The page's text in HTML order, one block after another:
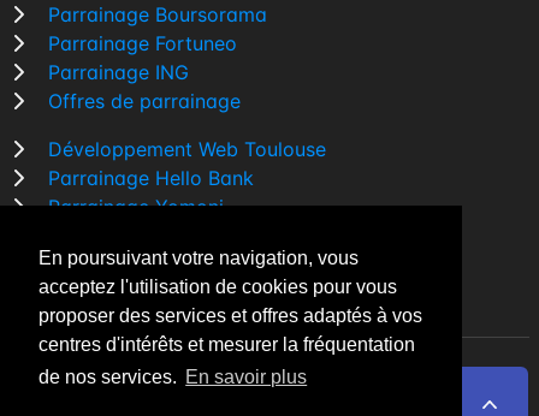
En poursuivant votre navigation, vous
acceptez l'utilisation de cookies pour vous
proposer des services et offres adaptés à vos
centres d'intérêts et mesurer la fréquentation
de nos services. En savoir plus
Parrainage Boursorama
Parrainage Fortuneo
Parrainage ING
Offres de parrainage
Développement Web Toulouse
Parrainage Hello Bank
Parrainage Yomoni
Comparatif banque
By Night v5.7.3| © 2026 - Tous droits réservés